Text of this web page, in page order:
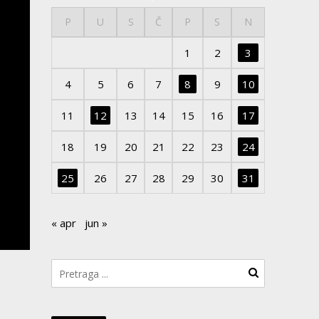
P U S Č P S N
1 2 3
4 5 6 7 8 9 10
11 12 13 14 15 16 17
18 19 20 21 22 23 24
25 26 27 28 29 30 31
« apr jun »